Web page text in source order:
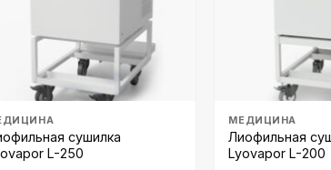
сушилка
L-250
МЕДИЦИНА
Лиофильная
Lyovapor L-200